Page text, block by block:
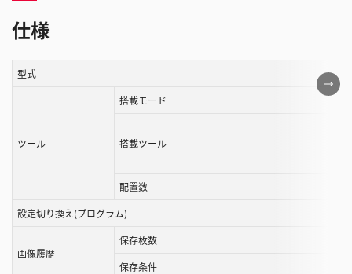
仕様
こ
の
型式
ツール
搭載モード
搭載ツール
配置数
設定切り換え(プログラム)
画像履歴
保存枚数
保存条件